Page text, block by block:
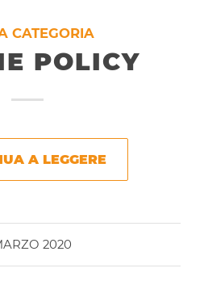
CATEGORIA
POLICY
A LEGGERE
2020